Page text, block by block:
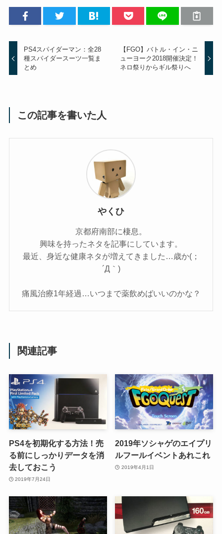
PS4スパイダーマン：全28
種スパイダースーツ一覧ま
とめ
【FGO】バトル・イン・ニ
ューヨーク2018開催決定！
ネロ祭りからギル祭りへ
この記事を書いた人
やくひ
京都府南部に棲息。
興味を持ったネタを記事にしています。
最近、身近な健康ネタが増えてきました…歳か(；
´Д｀)
痛風治療1年経過…いつまで薬飲めばいいのかな？
関連記事
PS4を初期化する方法！売
る前にしっかりデータを消
去しておこう
2019年7月24日
2019年ソシャゲのエイプリ
ルフールイベントあれこれ
2019年4月1日